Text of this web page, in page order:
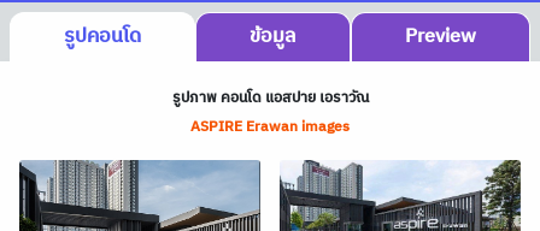
รูปคอนโด
ข้อมูล Preview
รูปภาพ คอนโด แอสปาย เอราวัณ
ASPIRE Erawan images